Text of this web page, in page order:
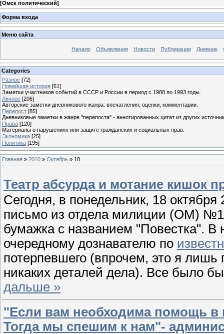
[Омск политический]
Форма входа
Меню сайта
Начало Объявления Новости Публикации Дневник
Categories
Разное [72]
Новейшая история [61]
Заметки участников событий в СССР и России в период с 1988 по 1993 годы.
Личное [206]
Авторские заметки дневникового жанра: впечатления, оценки, комментарии.
Перепост [85]
Дневниковые заметки в жанре "перепоста" - аннотированных цитат из других
Права [120]
Материалы о нарушениях или защите гражданских и социальных прав.
Экономика [25]
Политика [195]
Главная » 2010 » Октябрь » 18
Театр абсурда и мотание кишок
Сегодня, в понедельник, 18
письмо из отдела милиции (ОМ)
бумажка с названием "Повестка". В
очередному дознавателю по
потерпевшего (впрочем, это я лишь
никаких деталей дела). Все было
дальше »
"Если вам необходима помощь в
Тогда мы спешим к нам"-